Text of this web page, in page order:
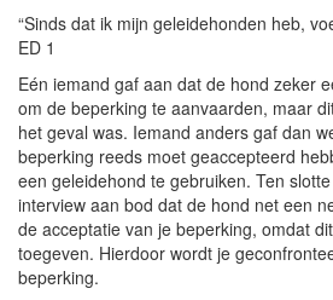
“Sinds dat ik mijn geleidehonden heb,
ED 1
Eén iemand gaf aan dat de hond zeker
om de beperking te aanvaarden, maar
het geval was. Iemand anders gaf dan
beperking reeds moet geaccepteerd
een geleidehond te gebruiken. Ten
interview aan bod dat de hond net een
de acceptatie van je beperking, omdat
toegeven. Hierdoor wordt je
beperking.